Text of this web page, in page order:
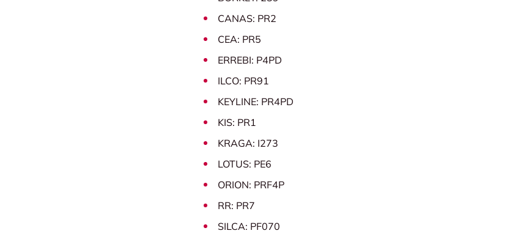
CANAS: PR2
CEA: PR5
ERREBI: P4PD
ILCO: PR91
KEYLINE: PR4PD
KIS: PR1
KRAGA: I273
LOTUS: PE6
ORION: PRF4P
RR: PR7
SILCA: PF070